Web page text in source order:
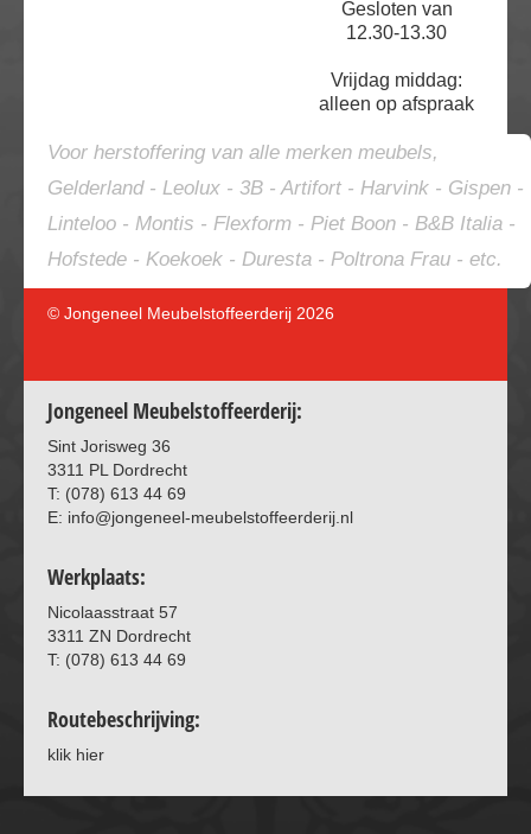
Gesloten van
12.30-13.30
Vrijdag middag:
alleen op afspraak
Voor herstoffering van alle merken meubels,
Gelderland - Leolux - 3B - Artifort - Harvink - Gispen -
Linteloo - Montis - Flexform - Piet Boon - B&B Italia -
Hofstede - Koekoek - Duresta - Poltrona Frau - etc.
© Jongeneel Meubelstoffeerderij 2026
Jongeneel Meubelstoffeerderij:
Sint Jorisweg 36
3311 PL Dordrecht
T: (078) 613 44 69
E: info@jongeneel-meubelstoffeerderij.nl
Werkplaats:
Nicolaasstraat 57
3311 ZN Dordrecht
T: (078) 613 44 69
Routebeschrijving:
klik hier